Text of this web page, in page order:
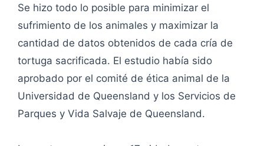
Se hizo todo lo posible para minimizar el
sufrimiento de los animales y maximizar la
cantidad de datos obtenidos de cada cría de
tortuga sacrificada. El estudio había sido
aprobado por el comité de ética animal de la
Universidad de Queensland y los Servicios de
Parques y Vida Salvaje de Queensland.